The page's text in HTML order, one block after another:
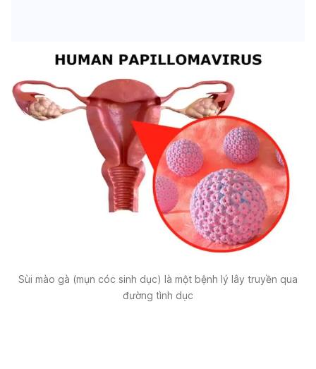
Sùi mào gà (mụn cóc sinh dục) là một bệnh lý lây truyền qua
đường tình dục